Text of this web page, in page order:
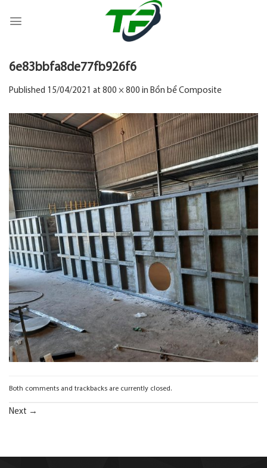
6e83bbfa8de77fb926f6
Published 15/04/2021 at 800 × 800 in Bồn bể Composite
Both comments and trackbacks are currently closed.
Next →